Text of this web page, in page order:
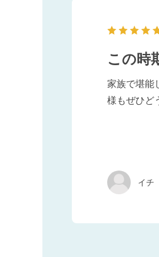
この時
家族で堪能
様もぜひど
イチ